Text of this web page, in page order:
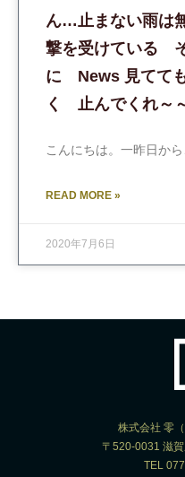
ん…止まない雨は
撃を受けている
に News 見てて
く 止んでくれ～
こんにちは。一昨日か
READ MORE »
2020年7月6日
株式会社 零
〒520-0031 滋
TEL